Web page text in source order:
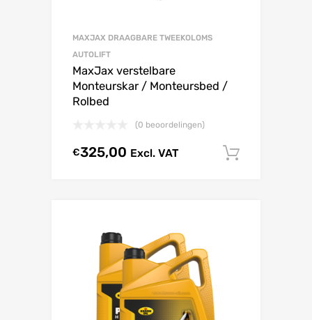
MAXJAX DRAAGBARE TWEEKOLOMS
AUTOLIFT
MaxJax verstelbare
Monteurskar / Monteursbed /
Rolbed
(0 beoordelingen)
€325,00 Excl. VAT